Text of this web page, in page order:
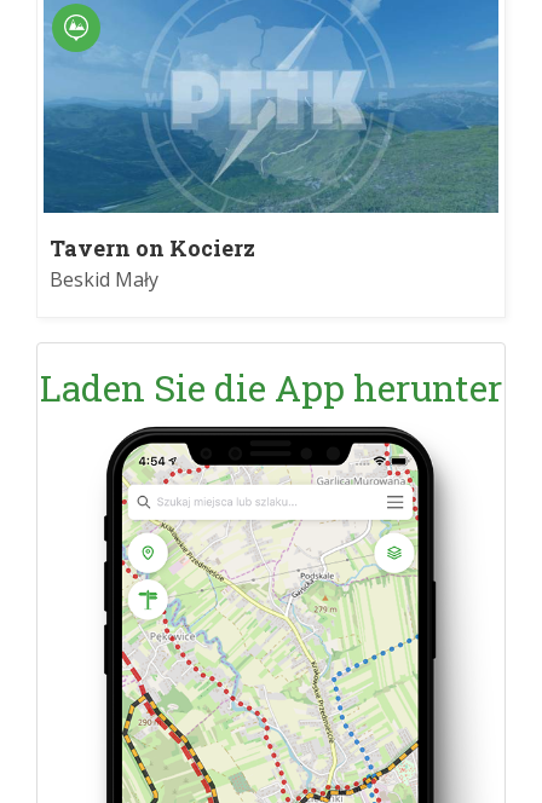
Tavern on Kocierz
Beskid Mały
Laden Sie die App herunter